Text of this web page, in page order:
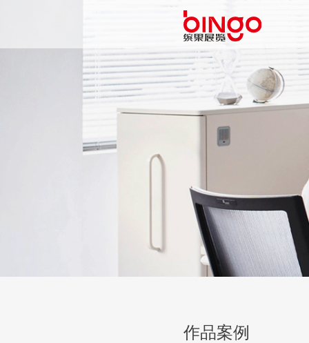
作品案例